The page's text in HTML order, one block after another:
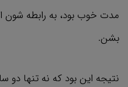
مدت خوب بود، به رابطه شون
بشن.
نتیجه این بود که نه تنها دو